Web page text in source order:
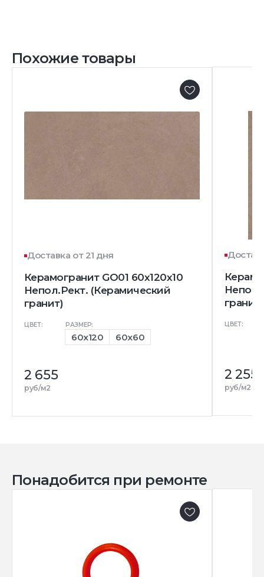
Похожие товары
Доставка от 21 дня
Керамогранит GO01 60x120x10
Непол.Рект. (Керамический
гранит)
ЦВЕТ: РАЗМЕР:
60x120 60x60
2 655
руб/м2
гранит)
ЦВЕТ:
2 255
руб/м2
Понадобится при ремонте